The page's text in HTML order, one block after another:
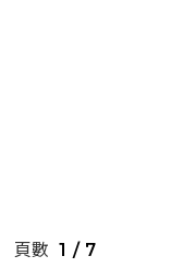
頁數 1 / 7